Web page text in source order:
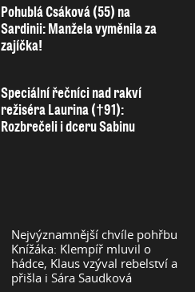
Pohublá Csáková (55) na
Sardinii: Manžela vyměnila za
zajíčka!
Speciální řečníci nad rakví
režiséra Laurina (†91):
Rozbrečeli i dceru Sabinu
Nejvýznamnější chvíle pohřbu
Knížáka: Klempíř mluvil o
hádce, Klaus vzýval rebelství a
přišla i Sára Saudková